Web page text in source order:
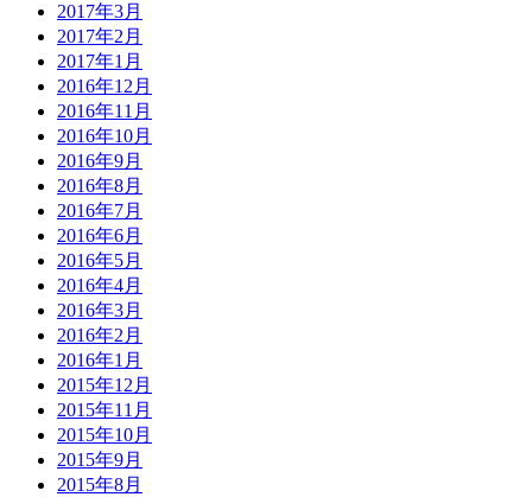
2017年3月
2017年2月
2017年1月
2016年12月
2016年11月
2016年10月
2016年9月
2016年8月
2016年7月
2016年6月
2016年5月
2016年4月
2016年3月
2016年2月
2016年1月
2015年12月
2015年11月
2015年10月
2015年9月
2015年8月